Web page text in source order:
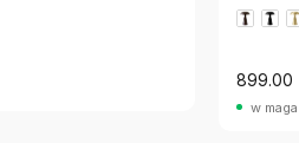
899.00
w